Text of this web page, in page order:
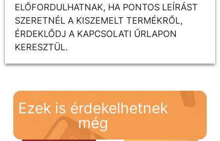
ELŐFORDULHATNAK, HA PONTOS LEÍRÁST
SZERETNÉL A KISZEMELT TERMÉKRŐL,
ÉRDEKLŐDJ A KAPCSOLATI ŰRLAPON
KERESZTÜL.
Ezek is érdekelhetnek
még